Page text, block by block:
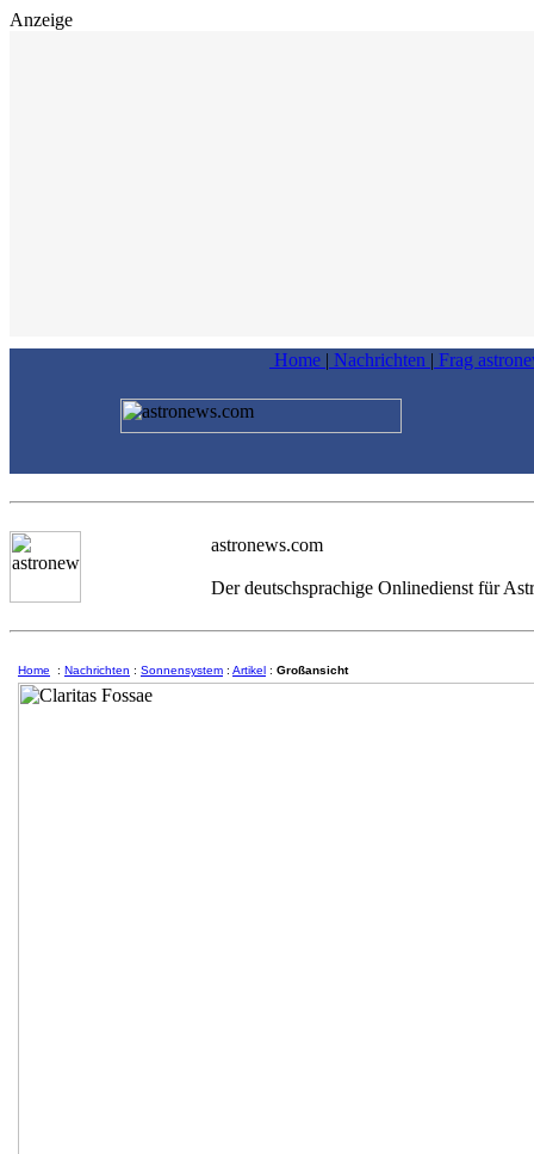
Anzeige
Home | Nachrichten | Frag
astronews.com
Der deutschsprachige Onlinedienst für
Home : Nachrichten : Sonnensystem : Artikel : Großansicht